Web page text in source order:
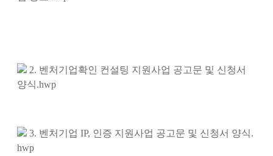
2. 벤처기업확인 컨설팅 지원사업 공고문 및 신청서
양식.hwp
3. 벤처기업 IP, 인증 지원사업 공고문 및 신청서 양식.
hwp